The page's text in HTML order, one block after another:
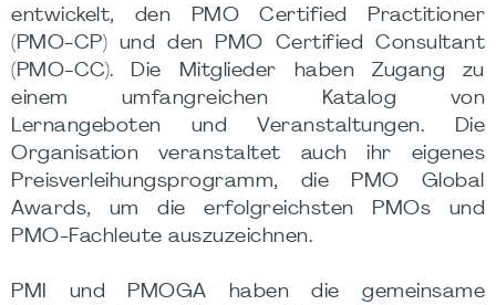
entwickelt, den PMO Certified Practitioner
(PMO-CP) und den PMO Certified Consultant
(PMO-CC). Die Mitglieder haben Zugang zu
einem umfangreichen Katalog von
Lernangeboten und Veranstaltungen. Die
Organisation veranstaltet auch ihr eigenes
Preisverleihungsprogramm, die PMO Global
Awards, um die erfolgreichsten PMOs und
PMO-Fachleute auszuzeichnen.
PMI und PMOGA haben die gemeinsame